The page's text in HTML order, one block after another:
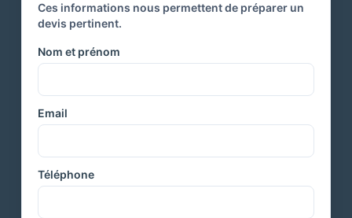
Ces informations nous permettent de préparer un
devis pertinent.
Nom et prénom
Email
Téléphone